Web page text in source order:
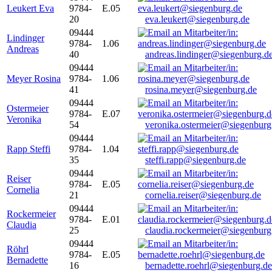
Leukert Eva
9784-
20
E.05
eva.leukert@siegenburg.de
Lindinger
Andreas
09444
9784-
40
1.06
Meyer Rosina
09444
9784-
41
1.06
rosina.meyer@siegenburg.de
Ostermeier
Veronika
09444
9784-
54
E.07
Rapp Steffi
09444
9784-
35
1.04
steffi.rapp@siegenburg.de
Reiser
Cornelia
09444
9784-
21
E.05
cornelia.reiser@siegenburg.de
Rockermeier
Claudia
09444
9784-
25
E.01
Röhrl
Bernadette
09444
9784-
16
E.05
bernadette.roehrl@siegenburg.de